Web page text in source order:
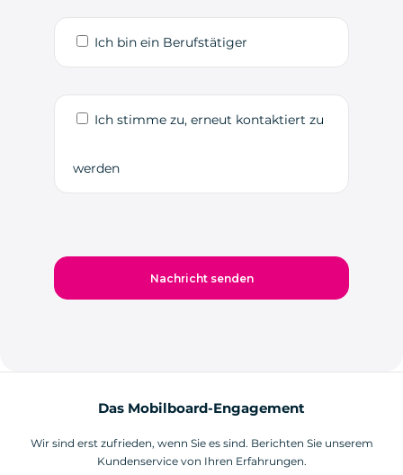
Ich bin ein Berufstätiger
Ich stimme zu, erneut kontaktiert zu
werden
Das Mobilboard-Engagement
Wir sind erst zufrieden, wenn Sie es sind. Berichten Sie unserem
Kundenservice von Ihren Erfahrungen.